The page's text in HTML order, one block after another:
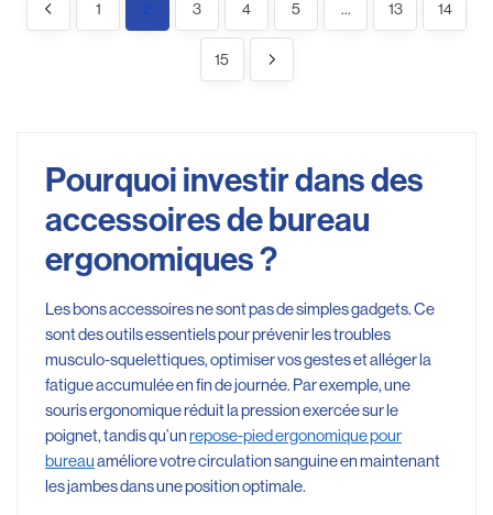
1 2 3 4 5 … 13 14
15
Pourquoi investir dans des
accessoires de bureau
ergonomiques ?
Les bons accessoires ne sont pas de simples gadgets. Ce
sont des outils essentiels pour prévenir les troubles
musculo-squelettiques, optimiser vos gestes et alléger la
fatigue accumulée en fin de journée. Par exemple, une
souris ergonomique réduit la pression exercée sur le
poignet, tandis qu’unrepose-pied ergonomique pour
bureauaméliore votre circulation sanguine en maintenant
les jambes dans une position optimale.